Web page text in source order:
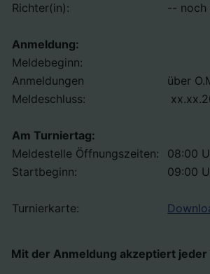
Richter(in):
--
Anmeldung:
Meldebeginn:
Anmeldungen
über
Meldeschluss:
Am Turniertag:
Meldestelle Öffnungszeiten:
08:00
Startbeginn:
09:00
Turnierkarte:
Mit der Anmeldung akzeptiert